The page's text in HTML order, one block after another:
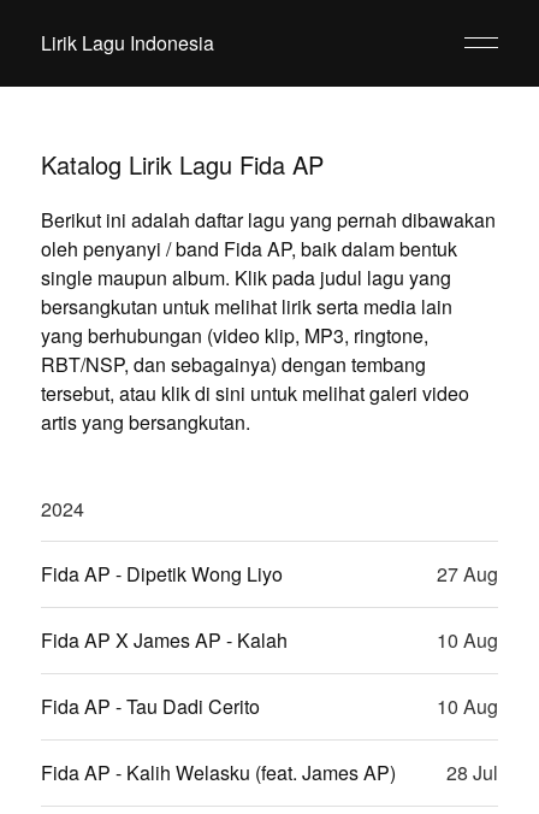
Lirik Lagu Indonesia
Katalog Lirik Lagu Fida AP
Berikut ini adalah daftar lagu yang pernah dibawakan
oleh penyanyi / band Fida AP, baik dalam bentuk
single maupun album. Klik pada judul lagu yang
bersangkutan untuk melihat lirik serta media lain
yang berhubungan (video klip, MP3, ringtone,
RBT/NSP, dan sebagainya) dengan tembang
tersebut, atau klik di sini untuk melihat galeri video
artis yang bersangkutan.
2024
Fida AP - Dipetik Wong Liyo 27 Aug
Fida AP X James AP - Kalah 10 Aug
Fida AP - Tau Dadi Cerito 10 Aug
Fida AP - Kalih Welasku (feat. James AP) 28 Jul